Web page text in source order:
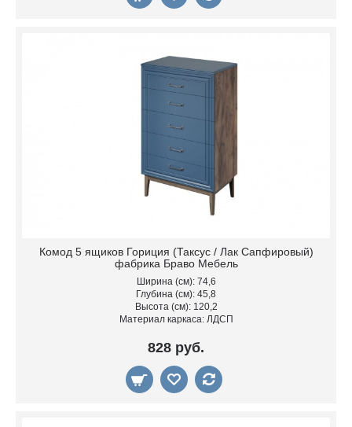
Комод 5 ящиков Гориция (Таксус / Лак Сапфировый)
фабрика Браво Мебель
Ширина (см): 74,6
Глубина (см): 45,8
Высота (см): 120,2
Материал каркаса: ЛДСП
828 руб.